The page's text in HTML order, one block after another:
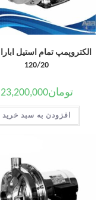
120/20
تومان23,200,000
افزودن به سبد خرید